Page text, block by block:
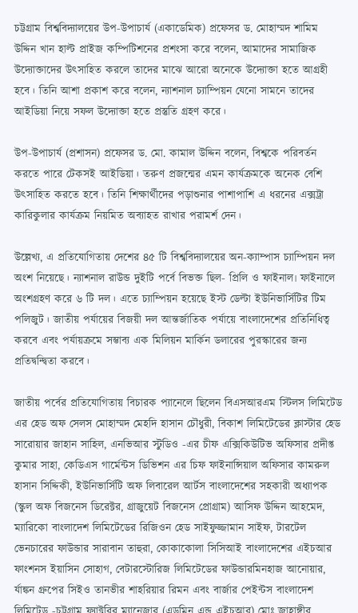
চট্টগ্রাম বিশ্ববিদ্যালয়ের উপ-উপাচার্য (একাডেমিক) প্রফেসর ড. মোহাম্মদ শামিম
উদ্দিন খান হাল্ট প্রাইজ কম্পিটিশনের প্রশংসা করে বলেন, আমাদের সামাজিক
উদ্যোক্তাদের উৎসাহিত করলে তাদের মাঝে আরো অনেকে উদ্যোক্তা হতে আগ্রহী
হবে। তিনি আশা প্রকাশ করে বলেন, ন্যাশনাল চ্যাম্পিয়ন যেনো সামনে তাদের
আইডিয়া নিয়ে সফল উদ্যোক্তা হতে প্রস্তুতি গ্রহণ করে।
উপ-উপাচার্য (প্রশাসন) প্রফেসর ড. মো. কামাল উদ্দিন বলেন, বিশ্বকে পরিবর্তন
করতে পারে টেকসই আইডিয়া। তরুণ প্রজন্মের এমন কার্যক্রমকে অনেক বেশি
উৎসাহিত করতে হবে। তিনি শিক্ষার্থীদের পড়াশুনার পাশাপাশি এ ধরনের এক্সট্রা
কারিকুলার কার্যক্রম নিয়মিত অব্যাহত রাখার পরামর্শ দেন।
উল্লেখ্য, এ প্রতিযোগিতায় দেশের ৪৫ টি বিশ্ববিদ্যালয়ের অন-ক্যাম্পাস চ্যাম্পিয়ন দল
অংশ নিয়েছে। ন্যাশনাল রাউন্ড দুইটি পর্বে বিভক্ত ছিল- প্রিলি ও ফাইনাল৷ ফাইনালে
অংশগ্রহণ করে ৬ টি দল। এতে চ্যাম্পিয়ন হয়েছে ইস্ট ডেল্টা ইউনিভার্সিটির টিম
পলিজুট। জাতীয় পর্যায়ের বিজয়ী দল আন্তর্জাতিক পর্যায়ে বাংলাদেশের প্রতিনিধিত্ব
করবে এবং পর্যায়ক্রমে সম্ভাব্য এক মিলিয়ন মার্কিন ডলারের পুরস্কারের জন্য
প্রতিদ্বন্দ্বিতা করবে।
জাতীয় পর্বের প্রতিযোগিতায় বিচারক প্যানেলে ছিলেন বিএসআরএম স্টিলস লিমিটেড
এর হেড অফ সেলস মোহাম্মদ মেহদি হাসান চৌধুরী, বিকাশ লিমিটেডের ক্লাস্টার হেড
সারোয়ার জাহান সাহিল, এনভিআর স্টুডিও -এর চীফ এক্সিকিউটিভ অফিসার প্রদীপ্ত
কুমার সাহা, কেডিএস গার্মেন্টস ডিভিশন এর চিফ ফাইনান্সিয়াল অফিসার কামরুল
হাসান সিদ্দিকী, ইউনিভার্সিটি অফ লিবারেল আর্টস বাংলাদেশের সহকারী অধ্যাপক
(স্কুল অফ বিজনেস ডিরেক্টর, গ্রাজুয়েট বিজনেস প্রোগ্রাম) আসিফ উদ্দিন আহমেদ,
ম্যারিকো বাংলাদেশ লিমিটেডের রিজিওন হেড সাইফুজ্জামান সাইফ, টারটেল
ভেনচারের ফাউন্ডার সারাবান তাহুরা, কোকাকোলা সিসিআই বাংলাদেশের এইচআর
ফাংশনস ইয়াসিন সোহাগ, বেটারস্টোরিজ লিমিটেডের ফাউন্ডারমিনহাজ আনোয়ার,
র্যাঙ্কন গ্রুপের সিইও তানভীর শাহরিয়ার রিমন এবং বার্জার পেইন্টস বাংলাদেশ